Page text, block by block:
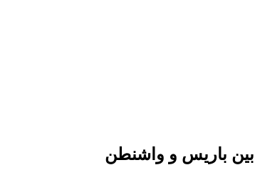
بين باريس و واشنطن